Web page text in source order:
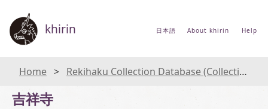
khirin 日本語 About khirin Help
Home Rekihaku Collection Database (Collections Database of the National Museum of Japanese History)
吉祥寺